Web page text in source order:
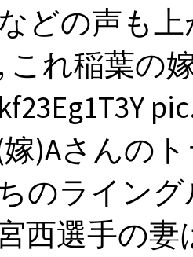
どの声も
これ稲葉の
)Aさんの
のライン
西選手の